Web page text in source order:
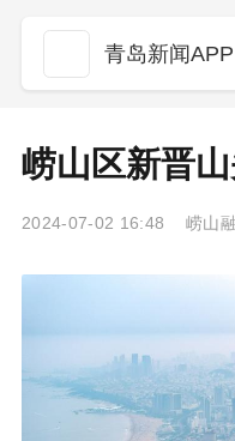
青岛新闻APP
崂山区新晋
2024-07-02 16:48 崂山